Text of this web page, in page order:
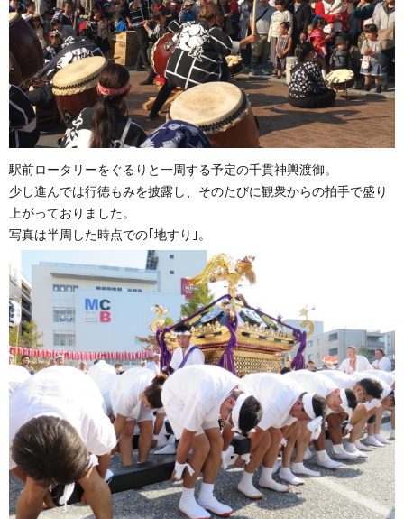
駅前ロータリーをぐるりと一周する予定の千貫神輿渡御。
少し進んでは行徳もみを披露し、そのたびに観衆からの拍手で盛り
上がっておりました。
写真は半周した時点での｢地すり｣。